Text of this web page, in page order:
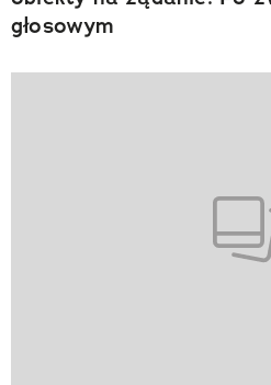
głosowym